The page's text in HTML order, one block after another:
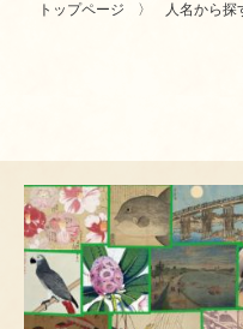
トップページ 人名から探